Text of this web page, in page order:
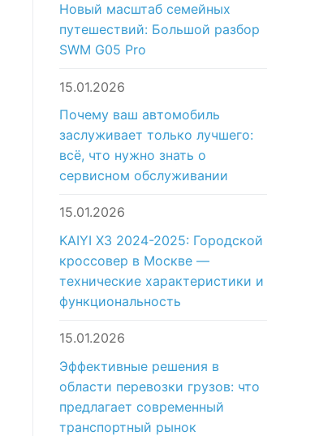
Новый масштаб семейных
путешествий: Большой разбор
SWM G05 Pro
15.01.2026
Почему ваш автомобиль
заслуживает только лучшего:
всё, что нужно знать о
сервисном обслуживании
15.01.2026
KAIYI X3 2024-2025: Городской
кроссовер в Москве —
технические характеристики и
функциональность
15.01.2026
Эффективные решения в
области перевозки грузов: что
предлагает современный
транспортный рынок